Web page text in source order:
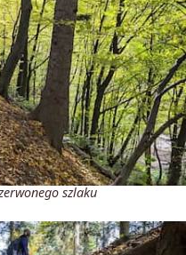
szlaku